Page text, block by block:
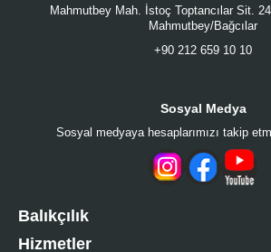
Mahmutbey Mah. İstoç Toptancılar Sit.
Mahmutbey/Bağcılar
+90 212 659 10 10
Sosyal Medya
Sosyal medyaya hesaplarımızı takip
Balıkçılık
Hizmetler